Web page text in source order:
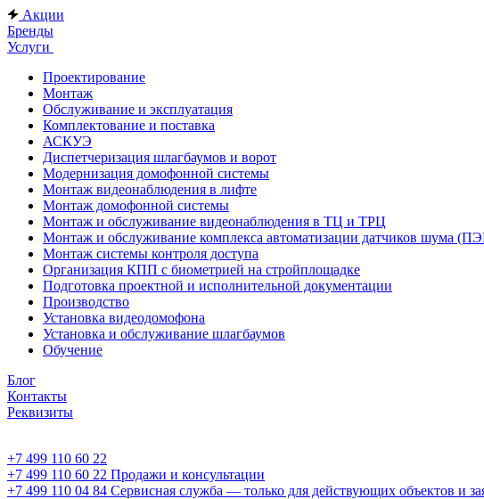
Акции
Бренды
Услуги
Проектирование
Монтаж
Обслуживание и эксплуатация
Комплектование и поставка
АСКУЭ
Диспетчеризация шлагбаумов и ворот
Модернизация домофонной системы
Монтаж видеонаблюдения в лифте
Монтаж домофонной системы
Монтаж и обслуживание видеонаблюдения в ТЦ и ТРЦ
Монтаж и обслуживание комплекса автоматизации датчиков шума
Монтаж системы контроля доступа
Организация КПП с биометрией на стройплощадке
Подготовка проектной и исполнительной документации
Производство
Установка видеодомофона
Установка и обслуживание шлагбаумов
Обучение
Блог
Контакты
Реквизиты
+7 499 110 60 22
+7 499 110 60 22 Продажи и консультации
+7 499 110 04 84 Сервисная служба — только для действующих объектов и